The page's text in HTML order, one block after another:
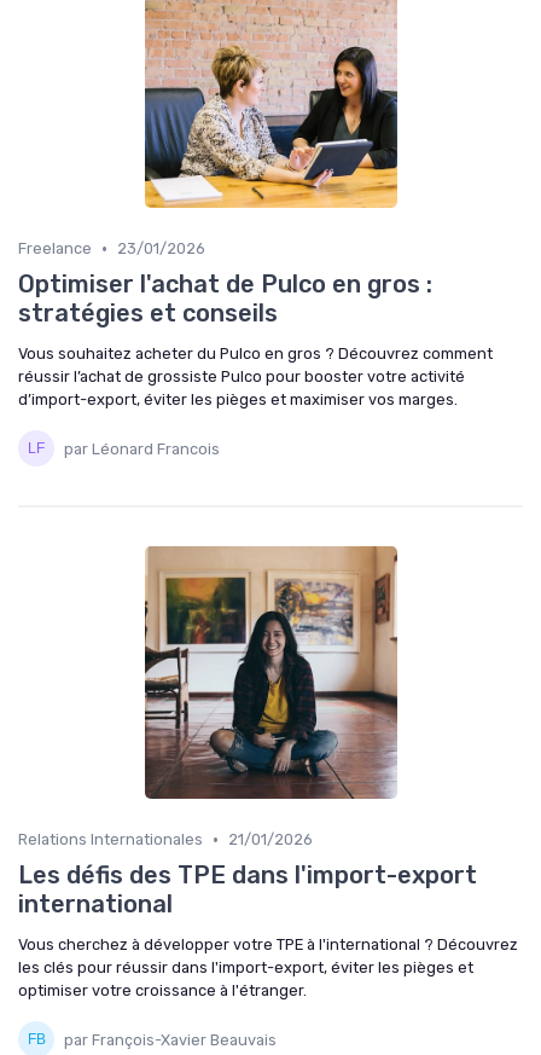
Freelance • 23/01/2026
Optimiser l'achat de Pulco en gros :
stratégies et conseils
Vous souhaitez acheter du Pulco en gros ? Découvrez comment
réussir l’achat de grossiste Pulco pour booster votre activité
d’import-export, éviter les pièges et maximiser vos marges.
par Léonard Francois
Relations Internationales • 21/01/2026
Les défis des TPE dans l'import-export
international
Vous cherchez à développer votre TPE à l'international ? Découvrez
les clés pour réussir dans l'import-export, éviter les pièges et
optimiser votre croissance à l'étranger.
par François-Xavier Beauvais